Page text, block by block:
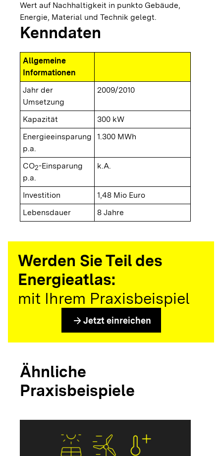
Wert auf Nachhaltigkeit in punkto Gebäude,
Energie, Material und Technik gelegt.
Kenndaten
Allgemeine
Informationen
Jahr der
Umsetzung
2009/2010
Kapazität
300 kW
Energieeinsparung
p.a.
1.300 MWh
CO2-Einsparung
p.a.
k.A.
Investition
1,48 Mio Euro
Lebensdauer
8 Jahre
Werden Sie Teil des
Energieatlas:
mit Ihrem Praxisbeispiel
arrow_forward Jetzt einreichen
Ähnliche
Praxisbeispiele